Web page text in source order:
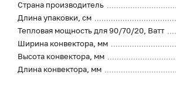
Страна производитель
Длина упаковки, см
Тепловая мощность для 90/70/20, Ватт
Ширина конвектора, мм
Высота конвектора, мм
Длина конвектора, мм